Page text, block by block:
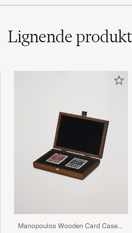
Lignende
Manopoulos Wooden Card Case